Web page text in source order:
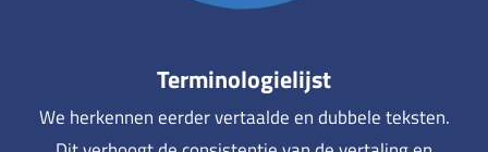
Terminologielijst
We herkennen eerder vertaalde en dubbele teksten.